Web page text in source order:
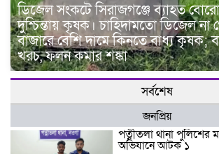
ডিজেল সংকটে সিরাজগঞ্জে ব্যাহত
দুশ্চিন্তায় কৃষক। চাহিদামতো ডিজেল না
বাজারে বেশি দামে কিনতে বাধ্য কৃষক;
খরচ, ফলন কমার শঙ্কা
সর্বশেষ
জনপ্রিয়
পত্নীতলা থানা পুলিশের
অভিযানে আটক ১